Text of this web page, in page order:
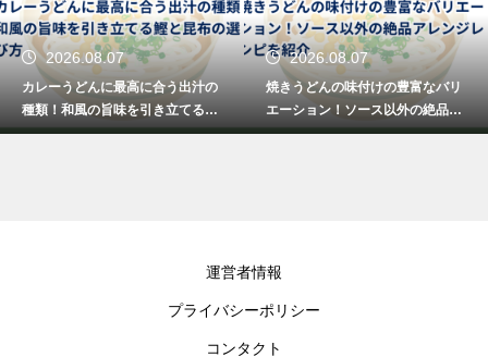
2026.08.07
カレーうどんに最高に合う出汁の
種類！和風の旨味を引き立てる鰹
と昆布の選び方
2026.08.07
焼きうどんの味付けの豊富なバリ
エーション！ソース以外の絶品ア
レンジレシピを紹介
運営者情報
プライバシーポリシー
コンタクト